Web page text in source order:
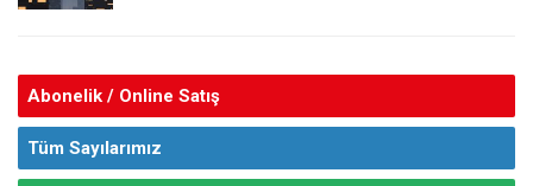
Abonelik / Online Satış
Tüm Sayılarımız